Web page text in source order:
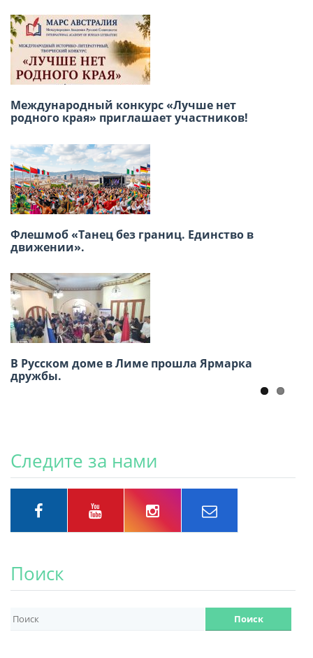
Международный конкурс «Лучше нет
родного края» приглашает участников!
Флешмоб «Танец без границ. Единство в
движении».
В Русском доме в Лиме прошла Ярмарка
дружбы.
памяти»
соотечественников стран Латинской
Америки
Заседание ВКС россйских
соотечественников16-17 июня, г. Москва
Следите за нами
Поиск